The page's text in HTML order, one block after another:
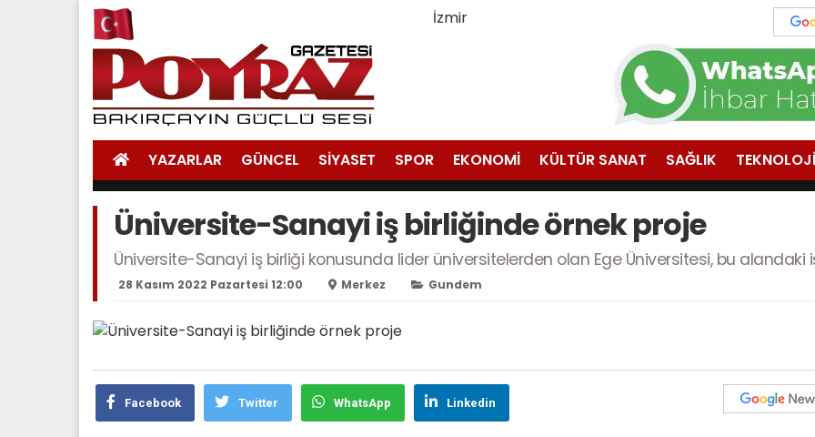
İzmir
YAZARLAR GÜNCEL SİYASET SPOR EKONOMİ KÜLTÜR SANAT SAĞLIK TEKNOLOJİ
Üniversite-Sanayi iş birliğinde örnek proje
Üniversite-Sanayi iş birliği konusunda lider üniversitelerden olan Ege Üniversitesi, bu alandaki
28 Kasım 2022 Pazartesi 12:00 Merkez Gundem
Facebook Twitter WhatsApp Linkedin